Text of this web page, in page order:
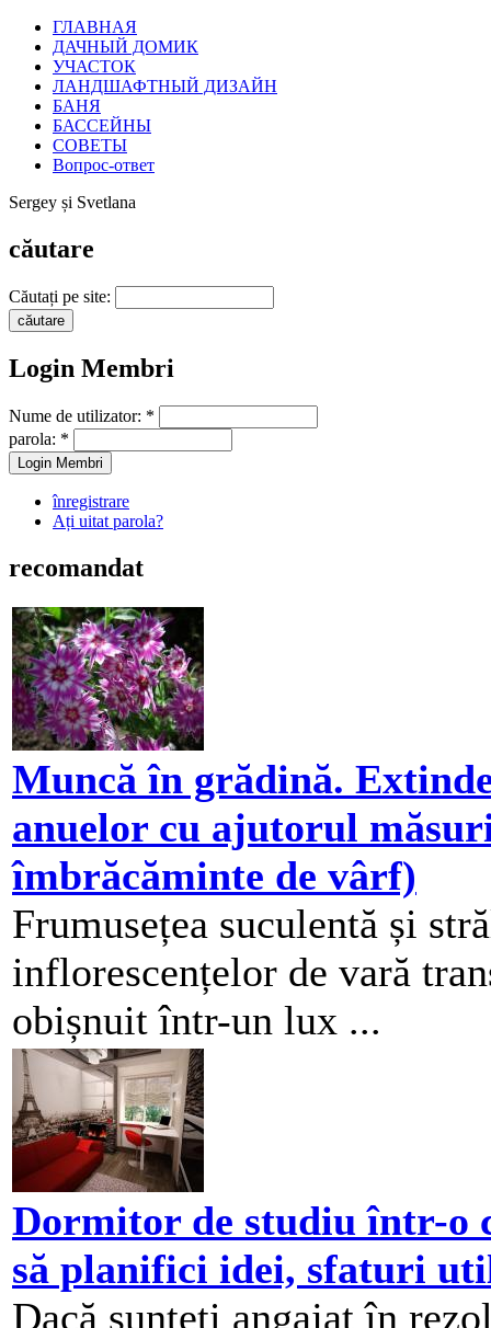
ГЛАВНАЯ
ДАЧНЫЙ ДОМИК
УЧАСТОК
ЛАНДШАФТНЫЙ ДИЗАЙН
БАНЯ
БАССЕЙНЫ
СОВЕТЫ
Вопрос-ответ
Sergey și Svetlana
căutare
Căutați pe site:
Login Membri
Nume de utilizator: *
parola: *
înregistrare
Ați uitat parola?
recomandat
Muncă în grădină.
anuelor cu ajutorul
îmbrăcăminte de vârf)
Frumusețea suculentă și
inflorescențelor de vară
obișnuit într-un lux ...
Dormitor de studiu într-o
să planifici idei, sfaturi
Dacă sunteți angajat în